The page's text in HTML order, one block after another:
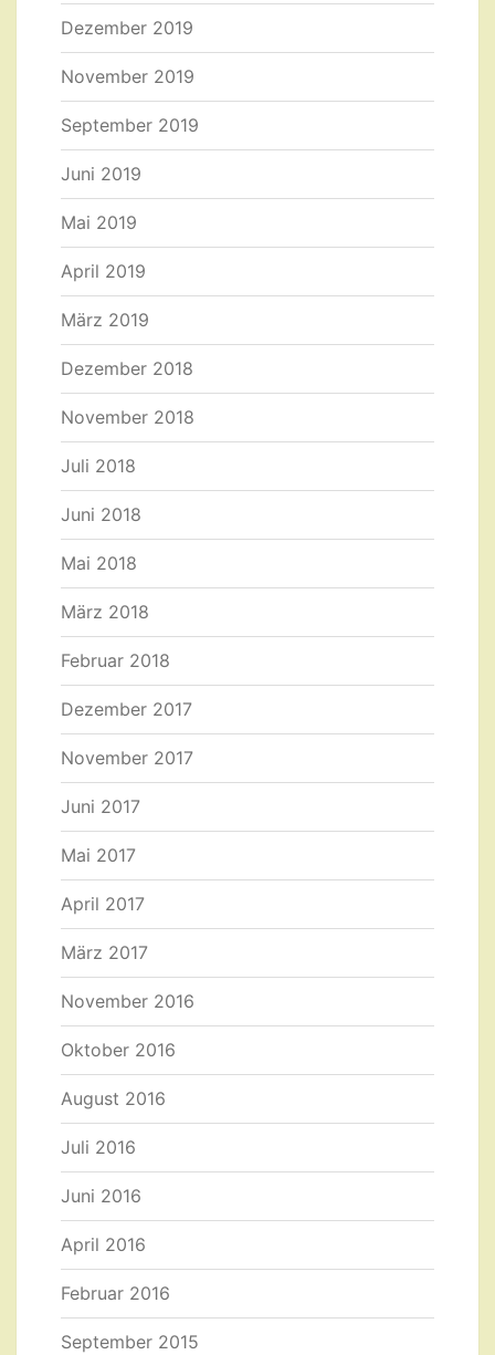
Dezember 2019
November 2019
September 2019
Juni 2019
Mai 2019
April 2019
März 2019
Dezember 2018
November 2018
Juli 2018
Juni 2018
Mai 2018
März 2018
Februar 2018
Dezember 2017
November 2017
Juni 2017
Mai 2017
April 2017
März 2017
November 2016
Oktober 2016
August 2016
Juli 2016
Juni 2016
April 2016
Februar 2016
September 2015